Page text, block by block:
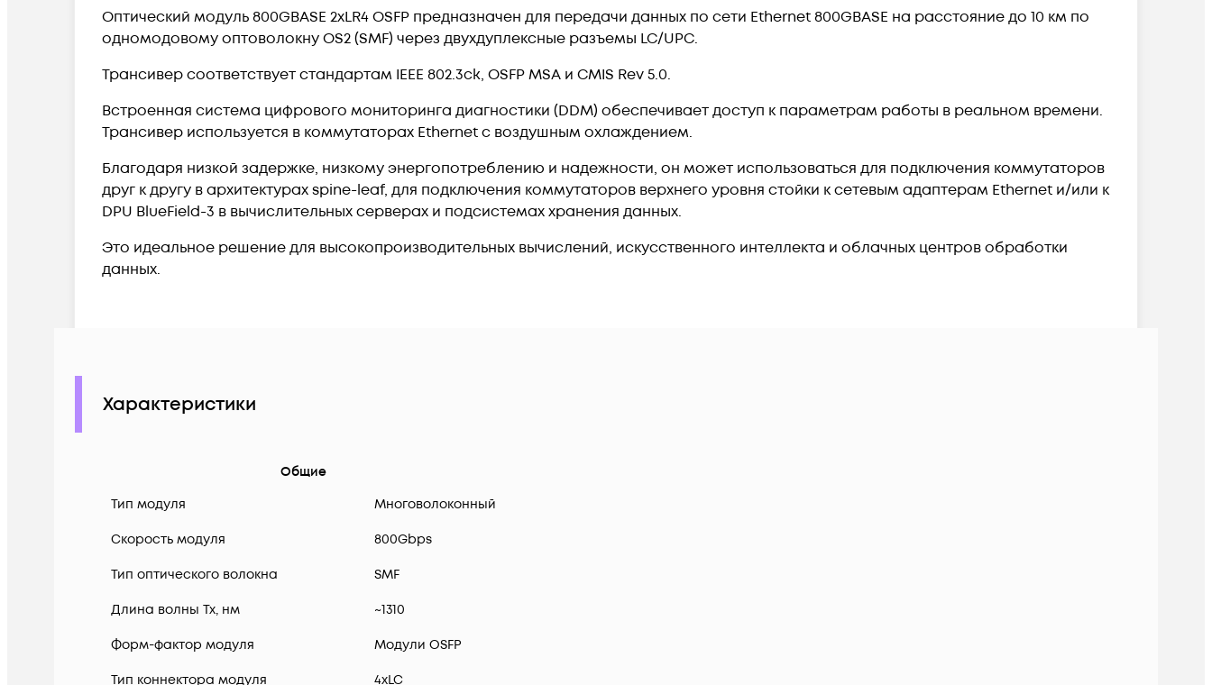
Оптический модуль 800GBASE 2xLR4 OSFP предназначен для передачи данных по сети Ethernet 800GBASE на расстояние до 10 км по
одномодовому оптоволокну OS2 (SMF) через двухдуплексные разъемы LC/UPC.
Трансивер соответствует стандартам IEEE 802.3ck, OSFP MSA и CMIS Rev 5.0.
Встроенная система цифрового мониторинга диагностики (DDM) обеспечивает доступ к параметрам работы в реальном времени.
Трансивер используется в коммутаторах Ethernet с воздушным охлаждением.
Благодаря низкой задержке, низкому энергопотреблению и надежности, он может использоваться для подключения коммутаторов
друг к другу в архитектурах spine-leaf, для подключения коммутаторов верхнего уровня стойки к сетевым адаптерам Ethernet и/или к
DPU BlueField-3 в вычислительных серверах и подсистемах хранения данных.
Это идеальное решение для высокопроизводительных вычислений, искусственного интеллекта и облачных центров обработки
данных.
Характеристики
Общие
Тип модуля
Многоволоконный
Скорость модуля 800Gbps
Тип оптического волокна SMF
Длина волны Tx, нм ~1310
Форм-фактор модуля Модули OSFP
Тип коннектора модуля 4xLC